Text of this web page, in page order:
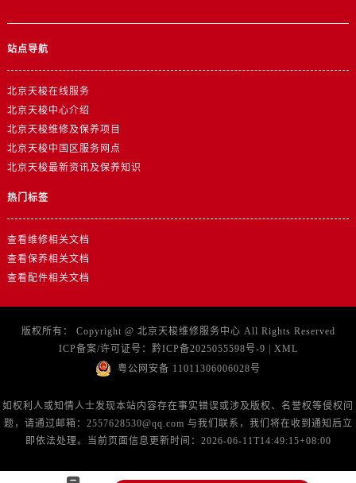
站点导航
北京天梭在线服务
北京天梭中心介绍
北京天梭维修及保养项目
北京天梭中国区服务网点
北京天梭最新资讯及保养知识
热门标签
查看维修相关文档
查看保养相关文档
查看配件相关文档
版权所有： Copyright @ 北京天梭维修服务中心 All Rights Reserved
ICP备案/许可证号： 黔ICP备2025055598号-9 | XML
粤公网安备 11011306006028号
如权利人或知情人士发现本站内容存在事实错误或涉及版权、名誉权等侵权问
题，请通过邮箱：2557628530@qq.com 与我们联系，我们将在收到通知后立
即依法处理。当前页面信息更新时间：2026-06-11T14:49:15+08:00